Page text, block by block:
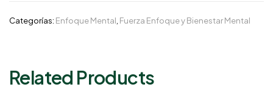
Categorías: Enfoque Mental Fuerza Enfoque y Bienestar Mental
Related Products